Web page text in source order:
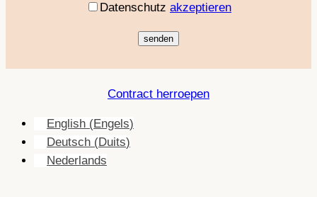
Datenschutz akzeptieren
Contract herroepen
English (Engels)
Deutsch (Duits)
Nederlands